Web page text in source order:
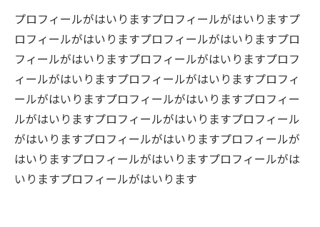
プロフィールがはいりますプロフィールがはいりますプ
ロフィールがはいりますプロフィールがはいりますプロ
フィールがはいりますプロフィールがはいりますプロフ
ィールがはいりますプロフィールがはいりますプロフィ
ールがはいりますプロフィールがはいりますプロフィー
ルがはいりますプロフィールがはいりますプロフィール
がはいりますプロフィールがはいりますプロフィールが
はいりますプロフィールがはいりますプロフィールがは
いりますプロフィールがはいります